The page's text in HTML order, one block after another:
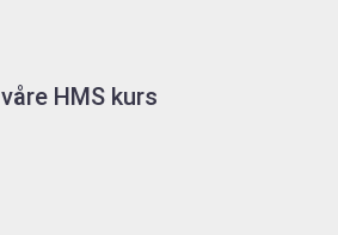
HMS kurs